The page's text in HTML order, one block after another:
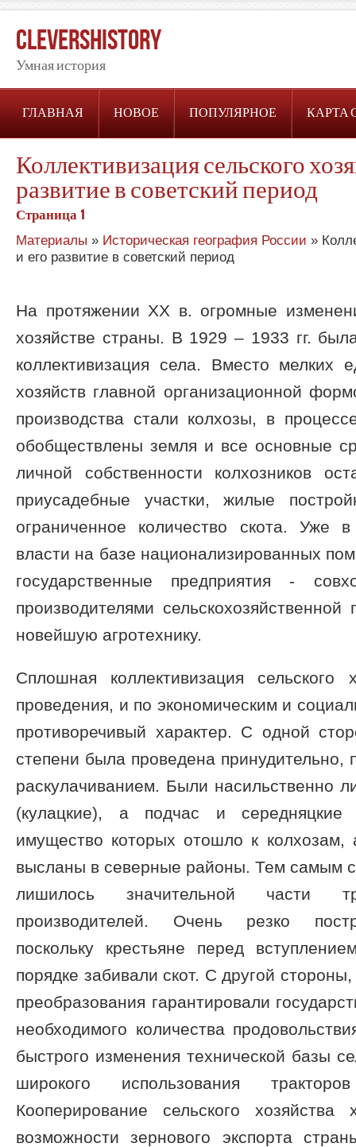
CleversHistory
Умная история
ГЛАВНАЯ НОВОЕ ПОПУЛЯРНОЕ КАРТА
Коллективизация сельского
развитие в советский период
Страница 1
Материалы » Историческая география России »
и его развитие в советский период
На протяжении ХХ в. огромные
хозяйстве страны. В 1929 – 1933 гг.
коллективизация села. Вместо мелких
хозяйств главной организационной
производства стали колхозы, в
обобществлены земля и все основные
личной собственности колхозников
приусадебные участки, жилые
ограниченное количество скота. Уже
власти на базе национализированных
государственные предприятия -
производителями
новейшую агротехнику.
Сплошная коллективизация
проведения, и по экономическим и
противоречивый характер. С одной
степени была проведена принудительно,
раскулачиванием. Были насильственно
(кулацкие), а подчас и середняцкие
имущество которых отошло к колхозам,
высланы в северные районы. Тем самым
лишилось значительной части
производителей. Очень резко
поскольку крестьяне перед
порядке забивали скот. С другой
преобразования гарантировали
необходимого количества
быстрого изменения технической базы
широкого использования
Кооперирование сельского
возможности зернового экспорта